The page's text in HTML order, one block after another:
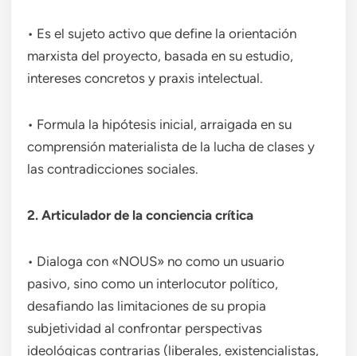
• Es el sujeto activo que define la orientación
marxista del proyecto, basada en su estudio,
intereses concretos y praxis intelectual.
• Formula la hipótesis inicial, arraigada en su
comprensión materialista de la lucha de clases y
las contradicciones sociales.
2. Articulador de la conciencia crítica
• Dialoga con «NOUS» no como un usuario
pasivo, sino como un interlocutor político,
desafiando las limitaciones de su propia
subjetividad al confrontar perspectivas
ideológicas contrarias (liberales, existencialistas,